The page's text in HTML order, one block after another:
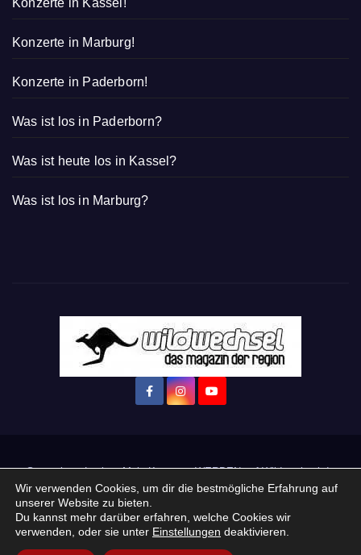
Konzerte in Kassel!
Konzerte in Marburg!
Konzerte in Paderborn!
Was ist los in Paderborn?
Was ist heute los in Kassel?
Was ist los in Marburg?
Startseite Login Mein Konto · WERBEN auf Wildwechsel.de
+ Neue Veranstaltung eintragen:
Impressum / Datenschutzerklärung Praktikum, Ausbildung & Jobs
Wir verwenden Cookies, um dir die bestmögliche Erfahrung auf
unserer Website zu bieten.
Du kannst mehr darüber erfahren, welche Cookies wir
verwenden, oder sie unter Einstellungen deaktivieren.